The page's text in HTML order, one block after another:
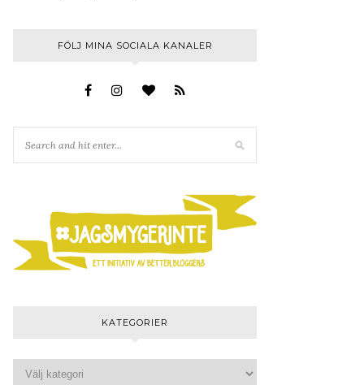
FÖLJ MINA SOCIALA KANALER
KATEGORIER